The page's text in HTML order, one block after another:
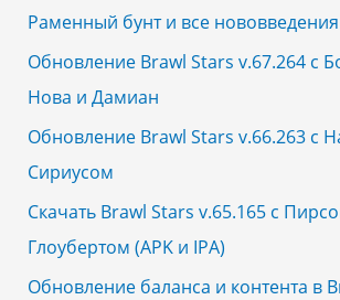
f
o
r
:
Раменный бунт и все нововведения
Обновление Brawl Stars v.67.264 с
Нова и Дамиан
Обновление Brawl Stars v.66.263 с
Сириусом
Скачать Brawl Stars v.65.165 с
Глоубертом (APK и IPA)
Обновление баланса и контента в